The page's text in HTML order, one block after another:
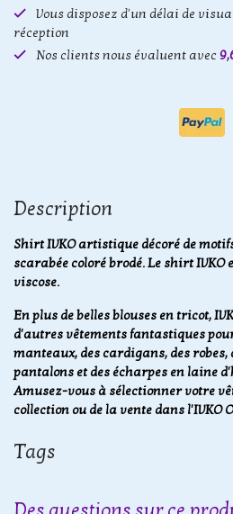
Vous disposez d'un délai de
réception
Nos clients nous évaluent avec
Description
Shirt IVKO artistique décoré de
scarabée coloré brodé. Le shirt IVKO
viscose.
En plus de belles blouses en tricot,
d'autres vêtements fantastiques
manteaux, des cardigans, des robes,
pantalons et des écharpes en laine
Amusez-vous à sélectionner votre
collection ou de la vente dans l'IVKO
Tags